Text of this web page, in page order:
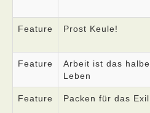
Feature Prost Keule!
Feature
Arbeit ist das halbe
Leben
Feature Packen für das Exil